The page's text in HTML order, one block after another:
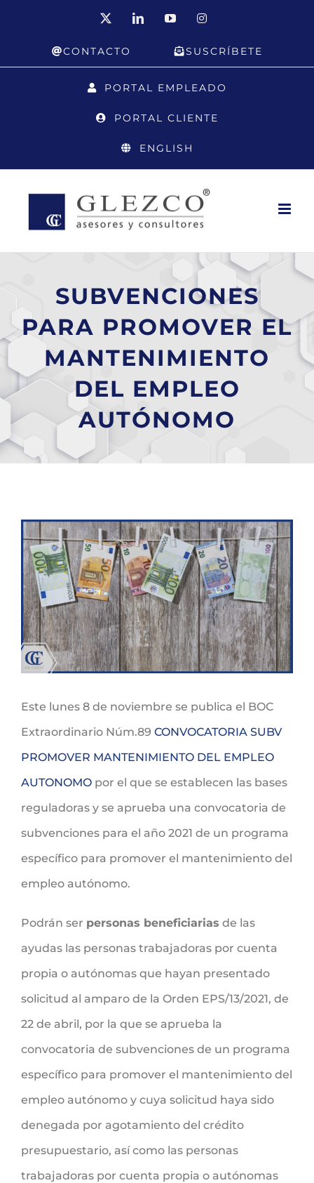
LinkedInYouTubeInstagram
CONTACTO SUSCRÍBETE
PORTAL EMPLEADO
PORTAL CLIENTE
ENGLISH
SUBVENCIONES
PARA PROMOVER EL
MANTENIMIENTO
DEL EMPLEO
AUTÓNOMO
Ver
imagen
más
grande
Este lunes 8 de noviembre se publica el BOC
Extraordinario Núm.89 CONVOCATORIA SUBV
PROMOVER MANTENIMIENTO DEL EMPLEO
AUTONOMO por el que se establecen las bases
reguladoras y se aprueba una convocatoria de
subvenciones para el año 2021 de un programa
específico para promover el mantenimiento del
empleo autónomo.
Podrán ser personas beneficiarias de las
ayudas las personas trabajadoras por cuenta
propia o autónomas que hayan presentado
solicitud al amparo de la Orden EPS/13/2021, de
22 de abril, por la que se aprueba la
convocatoria de subvenciones de un programa
específico para promover el mantenimiento del
empleo autónomo y cuya solicitud haya sido
denegada por agotamiento del crédito
presupuestario, así como las personas
trabajadoras por cuenta propia o autónomas